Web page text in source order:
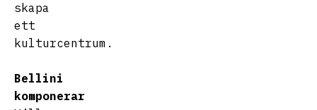
skapa
ett
kulturcentrum.
Bellini
komponerar